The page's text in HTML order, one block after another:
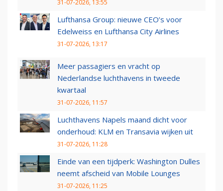
31-07-2026, 13:55
Lufthansa Group: nieuwe CEO’s voor
Edelweiss en Lufthansa City Airlines
31-07-2026, 13:17
Meer passagiers en vracht op
Nederlandse luchthavens in tweede
kwartaal
31-07-2026, 11:57
Luchthavens Napels maand dicht voor
onderhoud: KLM en Transavia wijken uit
31-07-2026, 11:28
Einde van een tijdperk: Washington Dulles
neemt afscheid van Mobile Lounges
31-07-2026, 11:25